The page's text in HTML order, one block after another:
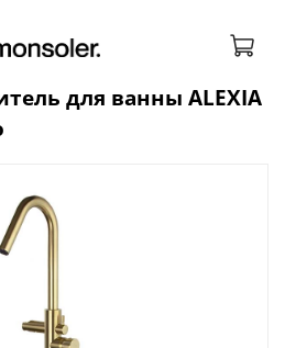
для ванны ALEXIA